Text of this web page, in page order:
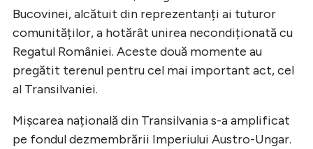
Bucovinei, alcătuit din reprezentanți ai tuturor
comunităților, a hotărât unirea necondiționată cu
Regatul României. Aceste două momente au
pregătit terenul pentru cel mai important act, cel
al Transilvaniei.
Mișcarea națională din Transilvania s-a amplificat
pe fondul dezmembrării Imperiului Austro-Ungar.